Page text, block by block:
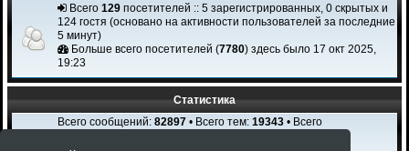
Всего 129 посетителей :: 5 зарегистрированных, 0 скрытых и
124 гостя (основано на активности пользователей за последние
5 минут)
Больше всего посетителей (7780) здесь было 17 окт 2025,
19:23
Статистика
Всего сообщений: 82897 • Всего тем: 19343 • Всего